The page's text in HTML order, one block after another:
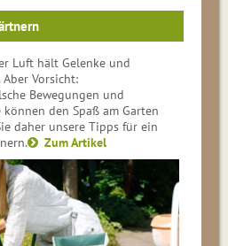
Luft hält Gelenke und
Vorsicht:
Bewegungen und
den Spaß am Garten
daher unsere Tipps für ein
Zum Artikel